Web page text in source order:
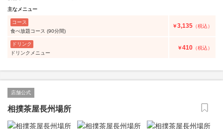
主なメニュー
コース
食べ放題コース (90分間)
￥3,135 （税込）
ドリンク
ドリンクメニュー
￥410 （税込）
店舗公式
相撲茶屋長州場所